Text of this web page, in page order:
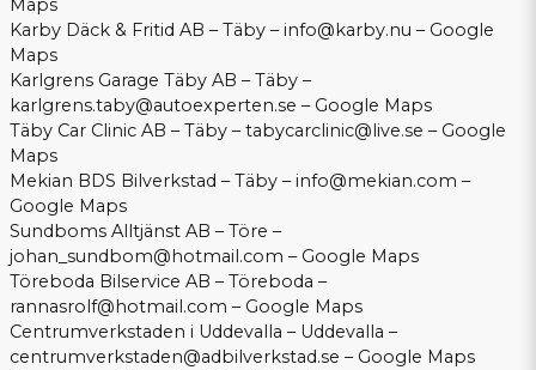
Maps
Karby Däck & Fritid AB – Täby –info@karby.nu – Google
Maps
Karlgrens Garage Täby AB – Täby –
karlgrens.taby@autoexperten.se – Google Maps
Täby Car Clinic AB – Täby –tabycarclinic@live.se – Google
Maps
Mekian BDS Bilverkstad – Täby –info@mekian.com –
Google Maps
Sundboms Alltjänst AB – Töre –
johan_sundbom@hotmail.com – Google Maps
Töreboda Bilservice AB – Töreboda –
rannasrolf@hotmail.com – Google Maps
Centrumverkstaden i Uddevalla – Uddevalla –
centrumverkstaden@adbilverkstad.se – Google Maps